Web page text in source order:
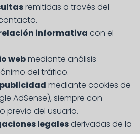
remitidas a través del
informativa con el
webmediante análisis
del tráfico.
mediante cookies de
AdSense), siempre con
previo del usuario.
legalesderivadas de la